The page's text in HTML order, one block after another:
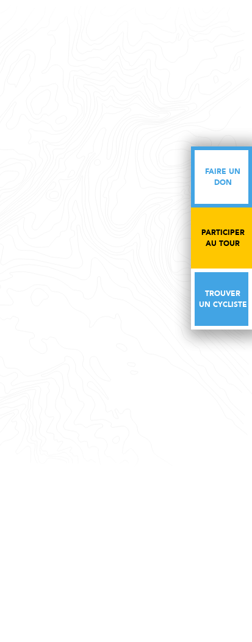
FAIRE UN
DON
PARTICIPER
AU TOUR
TROUVER
UN CYCLISTE
FAIRE UN
DON
PARTICIPER
AU TOUR
TROUVER
UN CYCLISTE